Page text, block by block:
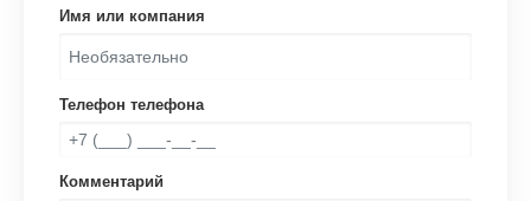
Имя или компания
Телефон телефона
Комментарий